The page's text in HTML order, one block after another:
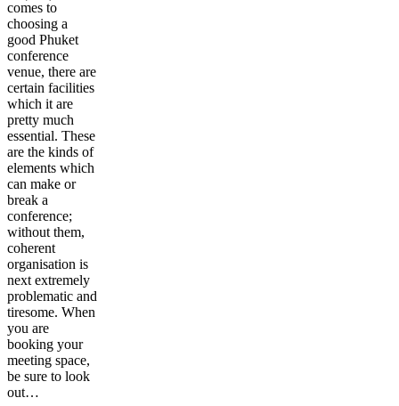
comes to
choosing a
good Phuket
conference
venue, there are
certain facilities
which it are
pretty much
essential. These
are the kinds of
elements which
can make or
break a
conference;
without them,
coherent
organisation is
next extremely
problematic and
tiresome. When
you are
booking your
meeting space,
be sure to look
out…